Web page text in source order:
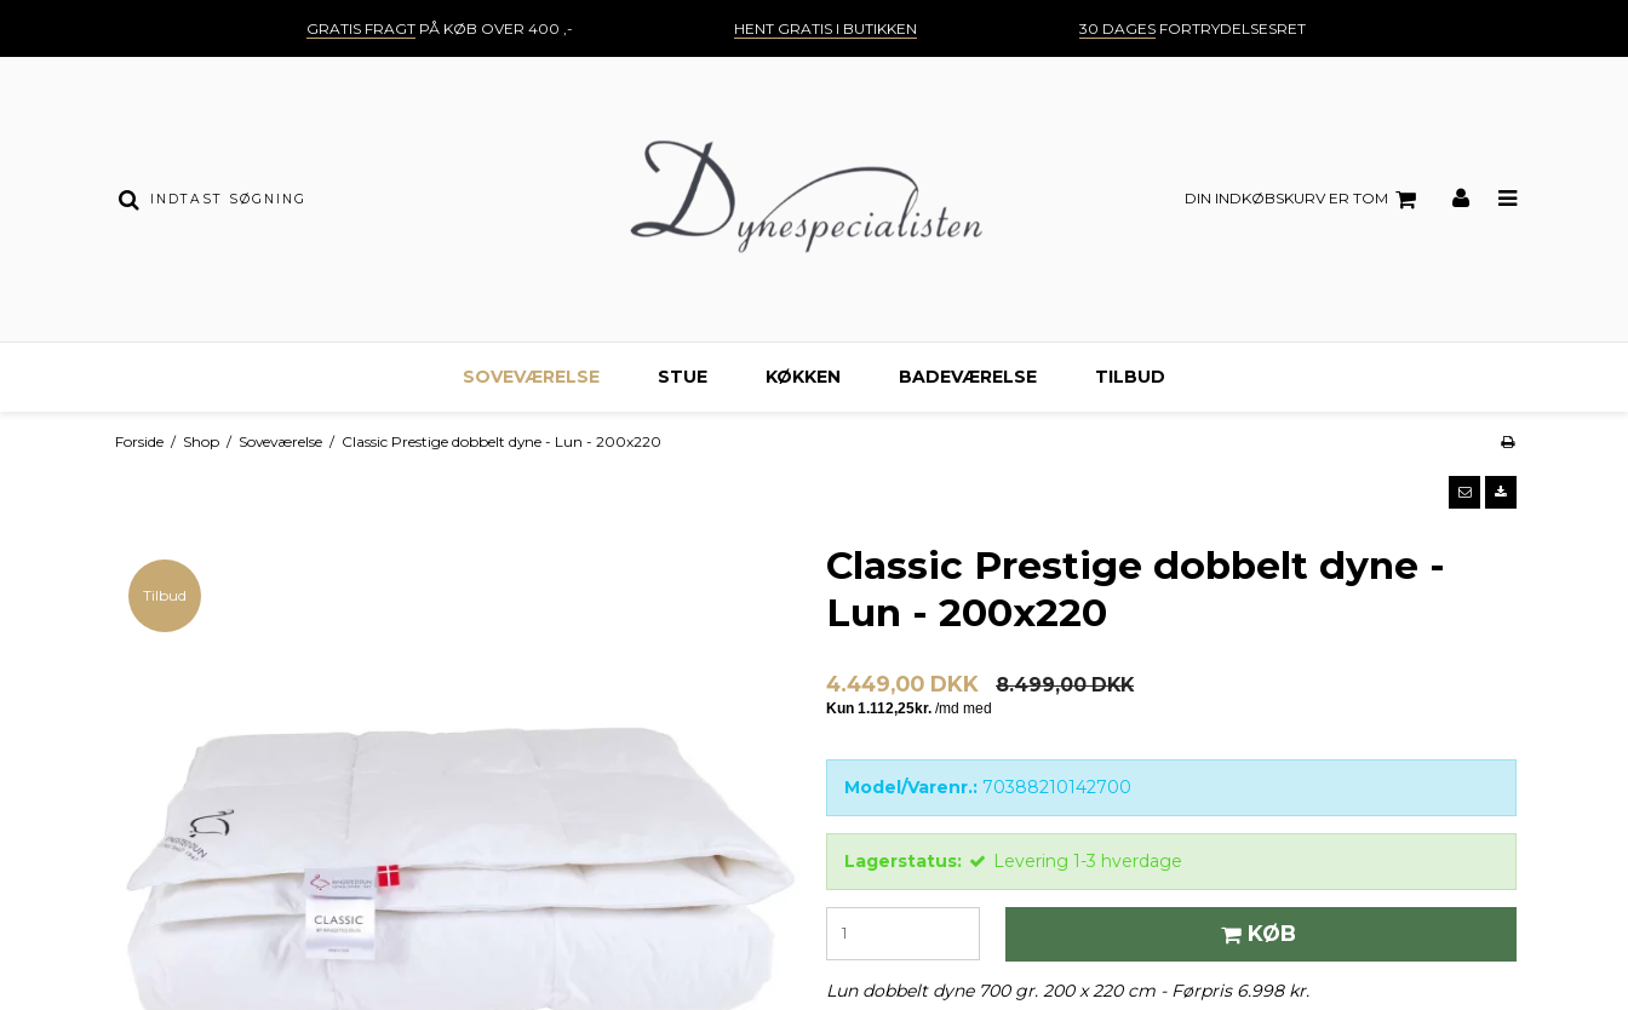
GRATIS FRAGTPÅ KØB OVER 400 ,- HENT GRATIS I BUTIKKEN 30 DAGESFORTRYDELSESRET
DIN INDKØBSKURV ER TOM
SOVEVÆRELSE STUE KØKKEN BADEVÆRELSE TILBUD
Forside / Shop / Soveværelse / Classic Prestige dobbelt dyne - Lun - 200x220
Tilbud
Classic Prestige dobbelt dyne -
Lun - 200x220
4.449,00 DKK 8.499,00 DKK
Model/Varenr.: 70388210142700
Lagerstatus: Levering 1-3 hverdage
KØB
Lun dobbelt dyne 700 gr. 200 x 220 cm - Førpris 6.998 kr.